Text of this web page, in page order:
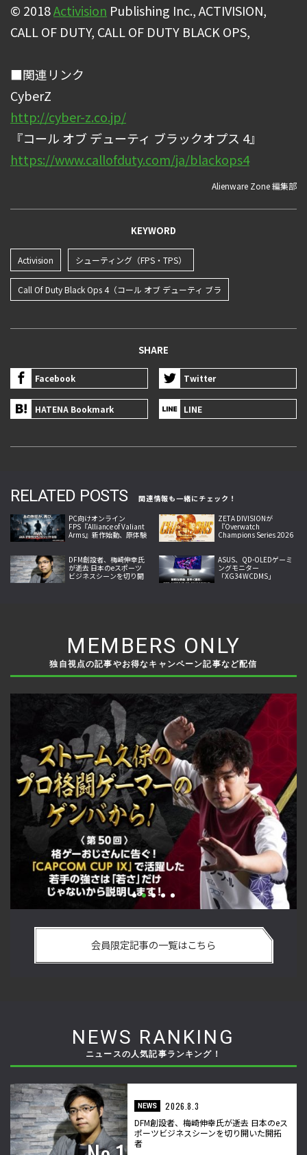
© 2018Activision Publishing Inc., ACTIVISION,
CALL OF DUTY, CALL OF DUTY BLACK OPS,
■関連リンク
CyberZ
http://cyber-z.co.jp/
『コール オブ デューティ ブラックオプス 4』
https://www.callofduty.com/ja/blackops4
Alienware Zone 編集部
KEYWORD
Activision シューティング（FPS・TPS）
Call Of Duty Black Ops 4（コール オブ デューティ ブラ
SHARE
Facebook Twitter
HATENA Bookmark LINE
RELATED POSTS
関連情報も一緒にチェック！
PC向けオンライン
FPS『Alliance of Valiant
Arms』新作始動、原体験
ZETA DIVISIONが
『Overwatch
Champions Series 2026
王者に！
DFM創設者、梅崎伸幸氏
が逝去 日本のeスポーツ
ビジネスシーンを切り開
ASUS、QD-OLEDゲーミ
ングモニター
「XG34WCDMS」
MEMBERS ONLY
独自視点の記事やお得なキャンペーン記事など配信
の強さは 「若さ」だけじゃないから説明します！【ストーム
久保のプロ格闘ゲーマーのゲンバから！ 第50回】
会員限定記事の一覧はこちら
NEWS RANKING
ニュースの人気記事ランキング！
NEWS
2026.8.3
DFM創設者、梅崎伸幸氏が逝去 日本のeス
ポーツビジネスシーンを切り開いた開拓
者